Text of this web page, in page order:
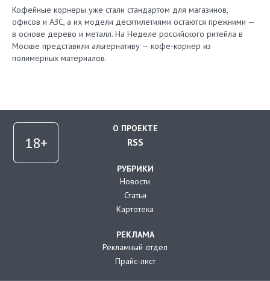
Кофейные корнеры уже стали стандартом для магазинов,
офисов и АЗС, а их модели десятилетиями остаются прежними —
в основе дерево и металл. На Неделе российского ритейла в
Москве представили альтернативу — кофе-корнер из
полимерных материалов.
О ПРОЕКТЕ
RSS
РУБРИКИ
Новости
Статьи
Картотека
РЕКЛАМА
Рекламный отдел
Прайс-лист